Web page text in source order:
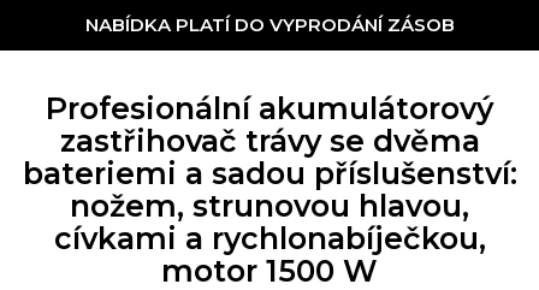
NABÍDKA PLATÍ DO VYPRODÁNÍ ZÁSOB
Profesionální akumulátorový
zastřihovač trávy se dvěma
bateriemi a sadou příslušenství:
nožem, strunovou hlavou,
cívkami a rychlonabíječkou,
motor 1500 W